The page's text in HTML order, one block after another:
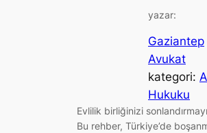
yazar:
Gaziantep
Avukat
kategori:
Hukuku
Evlilik birliğinizi
Bu rehber, Türkiye’de